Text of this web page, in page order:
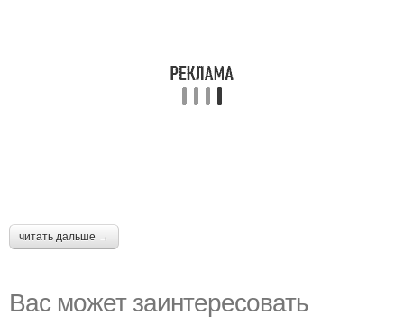
читать дальше →
Вас может заинтересовать